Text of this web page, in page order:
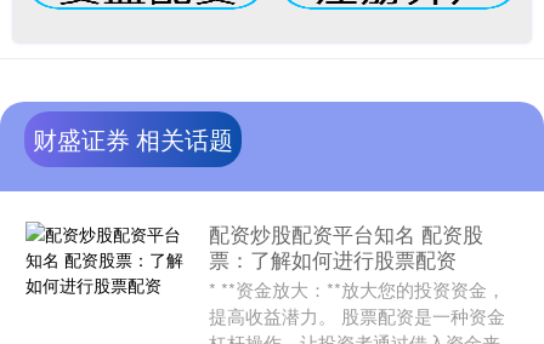
财盛证券 相关话题
配资炒股配资平台知名 配资股
票：了解如何进行股票配资
* **资金放大：**放大您的投资资金，
提高收益潜力。 股票配资是一种资金